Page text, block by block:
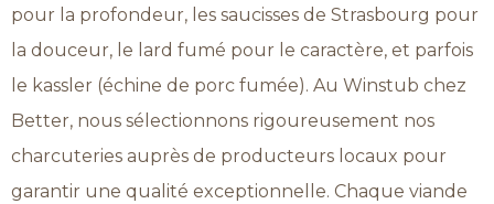
pour la profondeur, les saucisses de Strasbourg pour
la douceur, le lard fumé pour le caractère, et parfois
le kassler (échine de porc fumée). Au Winstub chez
Better, nous sélectionnons rigoureusement nos
charcuteries auprès de producteurs locaux pour
garantir une qualité exceptionnelle. Chaque viande